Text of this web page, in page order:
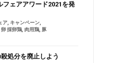
フェアアワード2021を発
ア キャンペーン
卵 採卵鶏 ,肉用鶏 豚
処分を廃止しよう